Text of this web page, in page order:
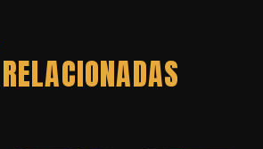
RELACIONADAS